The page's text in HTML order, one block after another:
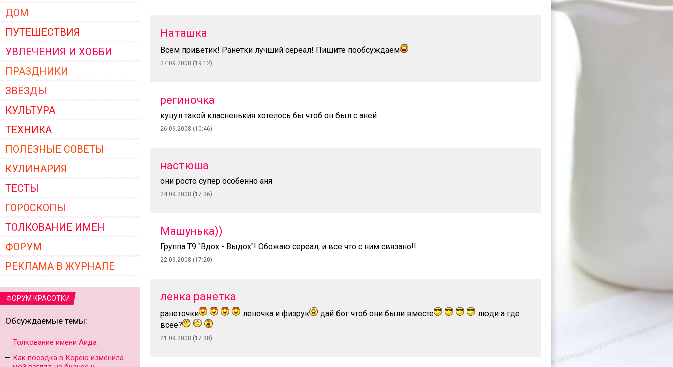
ДОМ
ПУТЕШЕСТВИЯ
УВЛЕЧЕНИЯ И ХОББИ
ПРАЗДНИКИ
ЗВЁЗДЫ
КУЛЬТУРА
ТЕХНИКА
ПОЛЕЗНЫЕ СОВЕТЫ
КУЛИНАРИЯ
ТЕСТЫ
ГОРОСКОПЫ
ТОЛКОВАНИЕ ИМЕН
ФОРУМ
РЕКЛАМА В ЖУРНАЛЕ
ФОРУМ КРАСОТКИ
Обсуждаемые темы:
Толкование имени Аида
Как поездка в Корею изменила
Наташка
Всем приветик! Ранетки лучший сереал! Пишите пообсуждаем
27.09.2008 (19:12)
региночка
куцул такой класненькия хотелось бы чтоб он был с аней
26.09.2008 (10:46)
настюша
они росто супер особенно аня
24.09.2008 (17:36)
Машунька))
Группа Т9 "Вдох - Выдох"! Обожаю сереал, и все что с ним связано!!
22.09.2008 (17:20)
ленка ранетка
ранеточки леночка и физрук дай бог чтоб они были вместе
люди а где
всее?
21.09.2008 (17:38)